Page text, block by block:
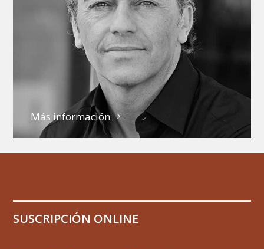
Más información
SUSCRIPCIÓN ONLINE